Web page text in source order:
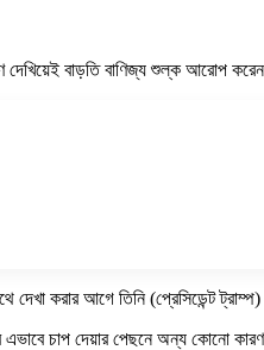
দেখিয়েই বাড়তি বাণিজ্য শুল্ক আরোপ
করার আগে তিনি (প্রেসিডেন্ট
চাপ দেয়ার পেছনে অন্য কোনো